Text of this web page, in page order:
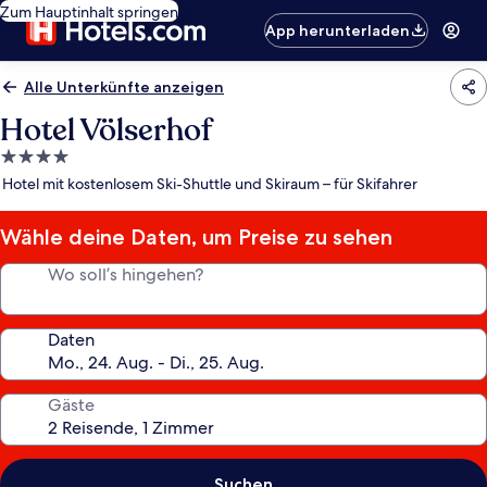
Zum Hauptinhalt springen
App herunterladen
Alle Unterkünfte anzeigen
Hotel Völserhof
4.0-
Sterne-
Hotel mit kostenlosem Ski-Shuttle und Skiraum – für Skifahrer
Wähle deine Daten, um Preise zu sehen
Wo soll’s hingehen?
Daten
Gäste